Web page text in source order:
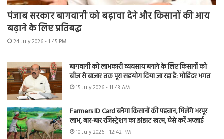
पंजाब सरकार बागवानी को बढ़ावा देने और किसानों की आय
बढ़ाने के लिए प्रतिबद्ध
24 July 2026 - 1:45 PM
बागवानी को लाभकारी व्यवसाय बनाने के लिए किसानों को
बीज से बाजार तक पूरा सहयोग दिया जा रहा है: मोहिंदर भगत
15 July 2026 - 11:43 AM
Farmers ID Card बनेगा किसानों की पहचान, मिलेंगे भरपूर
लाभ, बार-बार रजिस्ट्रेशन का झंझट खत्म, ऐसे करें अप्लाई
10 July 2026 - 12:42 PM